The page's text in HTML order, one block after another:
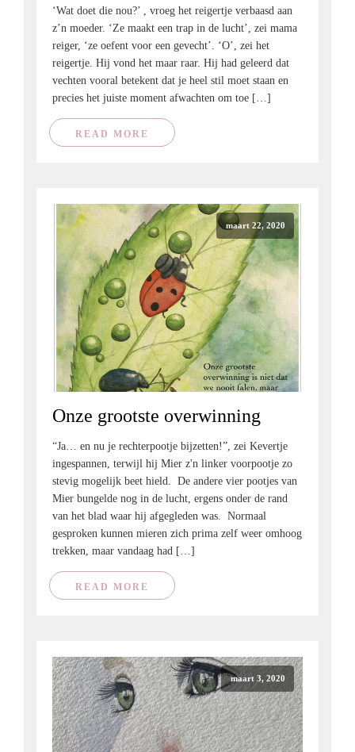
‘Wat doet die nou?’ , vroeg het reigertje verbaasd aan
z’n moeder. ‘Ze maakt een trap in de lucht’, zei mama
reiger, ‘ze oefent voor een gevecht’. ‘O’, zei het
reigertje. Hij vond het maar raar. Hij had geleerd dat
vechten vooral betekent dat je heel stil moet staan en
precies het juiste moment afwachten om toe […]
READ MORE
maart 22, 2020
Onze grootste overwinning
“Ja… en nu je rechterpootje bijzetten!”, zei Kevertje
ingespannen, terwijl hij Mier z'n linker voorpootje zo
stevig mogelijk beet hield. De andere vier pootjes van
Mier bungelde nog in de lucht, ergens onder de rand
van het blad waar hij afgegleden was. Normaal
gesproken kunnen mieren zich prima zelf weer omhoog
trekken, maar vandaag had […]
READ MORE
maart 3, 2020